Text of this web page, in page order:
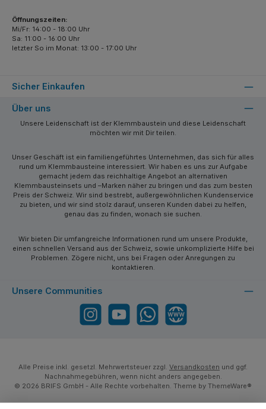
Sicher Einkaufen
Öffnungszeiten:
Mi/Fr: 14:00 - 18:00 Uhr
Sa: 11:00 - 16:00 Uhr
letzter So im Monat: 13:00 - 17:00 Uhr
Über uns
Unsere Leidenschaft ist der Klemmbaustein und diese Leidenschaft
möchten wir mit Dir teilen.
Unser Geschäft ist ein familiengeführtes Unternehmen, das sich für alles
rund um Klemmbausteine interessiert. Wir haben es uns zur Aufgabe
gemacht jedem das reichhaltige Angebot an alternativen
Klemmbausteinsets und –Marken näher zu bringen und das zum besten
Preis der Schweiz. Wir sind bestrebt, außergewöhnlichen Kundenservice
zu bieten, und wir sind stolz darauf, unseren Kunden dabei zu helfen,
genau das zu finden, wonach sie suchen.
Wir bieten Dir umfangreiche Informationen rund um unsere Produkte,
einen schnellen Versand aus der Schweiz, sowie unkomplizierte Hilfe bei
Problemen. Zögere nicht, uns bei Fragen oder Anregungen zu
kontaktieren.
Unsere Communities
Instagram YouTube WhatsApp Website
Alle Preise inkl. gesetzl. Mehrwertsteuer zzgl. Versandkosten und ggf.
Nachnahmegebühren, wenn nicht anders angegeben.
© 2026 BRIFS GmbH - Alle Rechte vorbehalten. Theme by ThemeWare®